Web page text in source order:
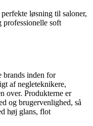
løsning til saloner,
professionelle soft
brands inden for
af negleteknikere,
over. Produkterne er
og brugervenlighed, så
høj glans, flot